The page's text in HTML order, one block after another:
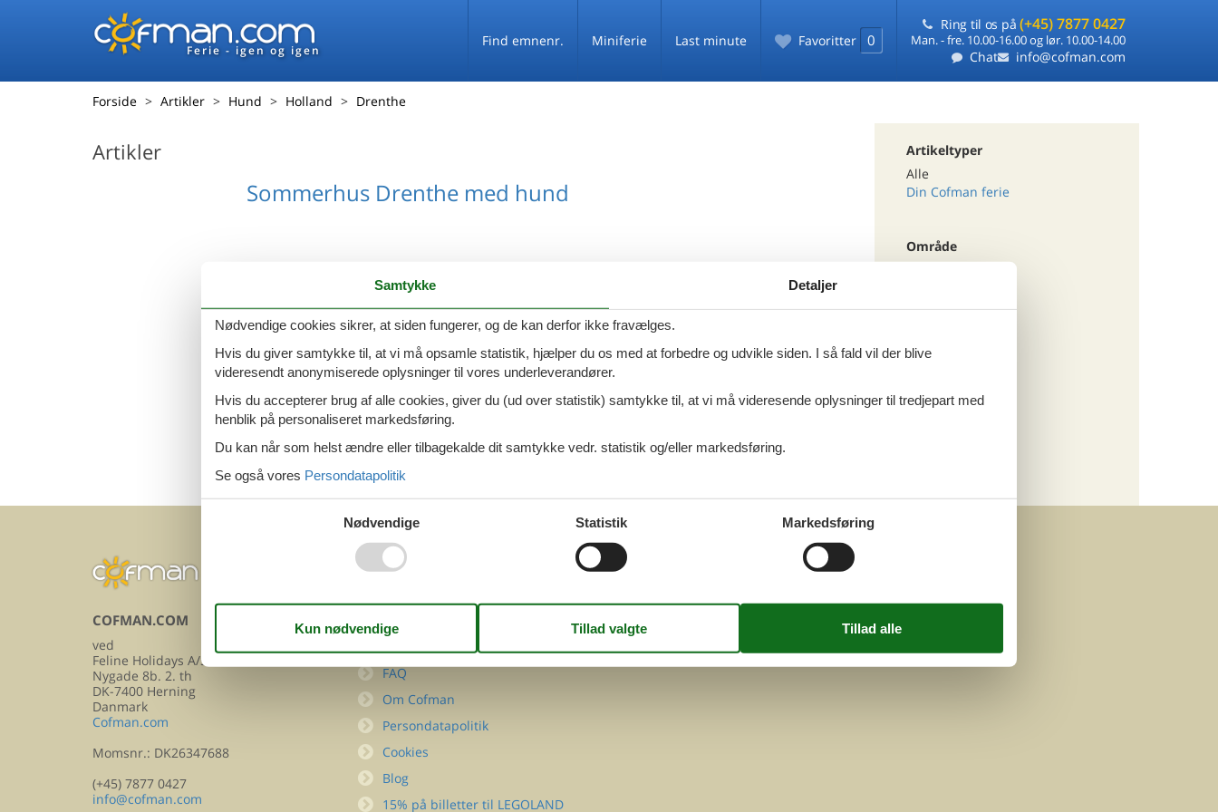
Ferie - igen og igen
Find emnenr. Miniferie Last minute Favoritter 0
Ring til os på (+45) 7877 0427
Man. - fre. 10.00-16.00 og lør. 10.00-14.00
Chat info@cofman.com
Forside Artikler Hund Holland Drenthe
Artikler
Sommerhus Drenthe med hund
Artikeltyper
Alle
Din Cofman ferie
Område
Drenthe
Tema
Hund
COFMAN.COM
ved
Feline Holidays A/S
Nygade 8b. 2. th
DK-7400 Herning
Danmark
Cofman.com
Momsnr.: DK26347688
(+45) 7877 0427
info@cofman.com
INFORMATION
Kontakt
FAQ
Om Cofman
Persondatapolitik
Cookies
Blog
15% på billetter til LEGOLAND
FØLG OS PÅ
Samtykke Detaljer
Nødvendige cookies sikrer, at siden fungerer, og de kan derfor ikke fravælges.
Hvis du giver samtykke til, at vi må opsamle statistik, hjælper du os med at forbedre og udvikle siden. I så fald vil der blive
videresendt anonymiserede oplysninger til vores underleverandører.
Hvis du accepterer brug af alle cookies, giver du (ud over statistik) samtykke til, at vi må videresende oplysninger til tredjepart med
henblik på personaliseret markedsføring.
Du kan når som helst ændre eller tilbagekalde dit samtykke vedr. statistik og/eller markedsføring.
Se også vores Persondatapolitik
Nødvendige Statistik Markedsføring